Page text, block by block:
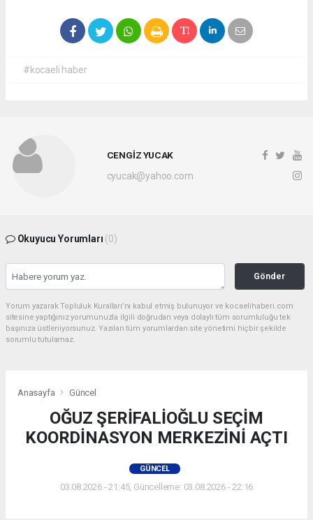
#kocaeli haber
CENGİZ YUCAK
cyucak@yahoo.com
Okuyucu Yorumları (0)
Gönder
Yorum yazarak Topluluk Kuralları’nı kabul etmiş bulunuyor ve kocaelihaberi.com
sitesine yaptığınız yorumunuzla ilgili doğrudan veya dolaylı tüm sorumluluğu tek
başınıza üstleniyorsunuz. Yazılan tüm yorumlardan site yönetimi hiçbir şekilde
sorumlu tutulamaz.
Anasayfa Güncel
OĞUZ ŞERİFALİOĞLU SEÇİM
KOORDİNASYON MERKEZİNİ AÇTI
GÜNCEL
03.08.2026 - 21:45, Güncelleme: 03.08.2026 - 22:16